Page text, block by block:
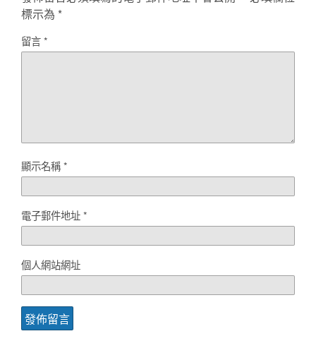
標示為 *
留言*
顯示名稱*
電子郵件地址*
個人網站網址